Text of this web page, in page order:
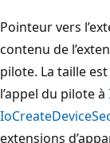
Pointeur vers
contenu de
pilote. La taille
l’appel du pilote à
extensions